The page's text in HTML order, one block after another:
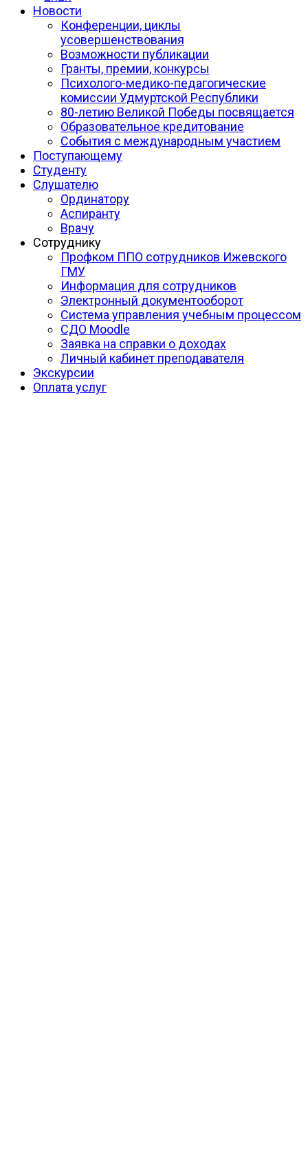
Новости
Конференции, циклы
усовершенствования
Возможности публикации
Гранты, премии, конкурсы
Психолого-медико-педагогические
комиссии Удмуртской Республики
80-летию Великой Победы посвящается
Образовательное кредитование
События с международным участием
Поступающему
Студенту
Слушателю
Ординатору
Аспиранту
Врачу
Сотруднику
Профком ППО сотрудников Ижевского
ГМУ
Информация для сотрудников
Электронный документооборот
Система управления учебным процессом
СДО Moodle
Заявка на справки о доходах
Личный кабинет преподавателя
Экскурсии
Оплата услуг